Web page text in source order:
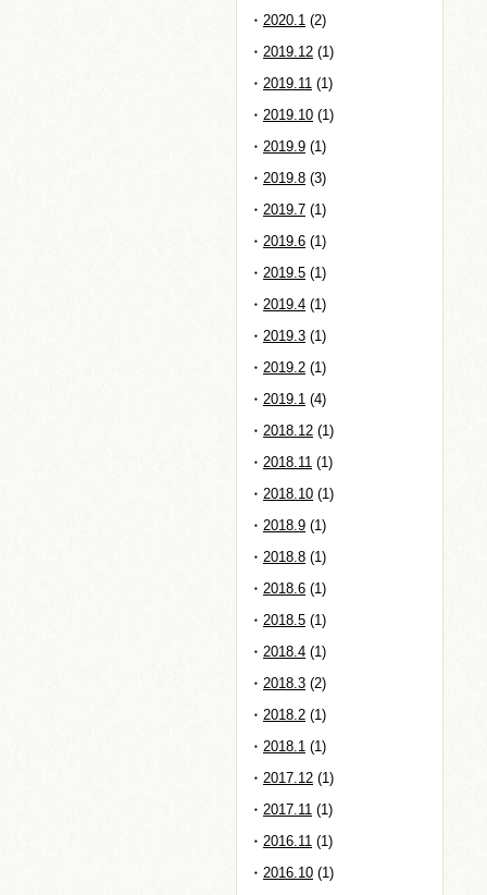
2020.1 (2)
2019.12 (1)
2019.11 (1)
2019.10 (1)
2019.9 (1)
2019.8 (3)
2019.7 (1)
2019.6 (1)
2019.5 (1)
2019.4 (1)
2019.3 (1)
2019.2 (1)
2019.1 (4)
2018.12 (1)
2018.11 (1)
2018.10 (1)
2018.9 (1)
2018.8 (1)
2018.6 (1)
2018.5 (1)
2018.4 (1)
2018.3 (2)
2018.2 (1)
2018.1 (1)
2017.12 (1)
2017.11 (1)
2016.11 (1)
2016.10 (1)